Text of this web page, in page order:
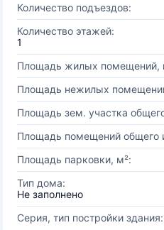
Количество подъездов:
Количество этажей:
1
Площадь жилых помещений,
Площадь нежилых
Площадь зем. участка
Площадь помещений общего
Площадь парковки, м²:
Тип дома:
Не заполнено
Серия, тип постройки здания: